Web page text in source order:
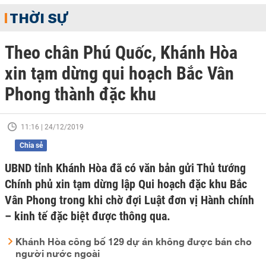
THỜI SỰ
Theo chân Phú Quốc, Khánh Hòa
xin tạm dừng qui hoạch Bắc Vân
Phong thành đặc khu
11:16 | 24/12/2019
Chia sẻ
UBND tỉnh Khánh Hòa đã có văn bản gửi Thủ tướng
Chính phủ xin tạm dừng lập Qui hoạch đặc khu Bắc
Vân Phong trong khi chờ đợi Luật đơn vị Hành chính
– kinh tế đặc biệt được thông qua.
Khánh Hòa công bố 129 dự án không được bán cho
người nước ngoài